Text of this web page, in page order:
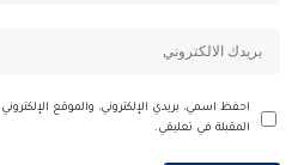
احفظ اسمي، بريدي الإلكتروني، والموقع
المقبلة في تعليقي.